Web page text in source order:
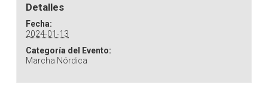
Detalles
Fecha:
2024-01-13
Categoría del Evento:
Marcha Nórdica